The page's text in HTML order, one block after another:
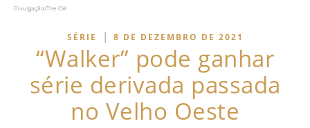
Divulgação/The CW
SÉRIE | 8 DE DEZEMBRO DE 2021
“Walker” pode ganhar
série derivada passada
no Velho Oeste